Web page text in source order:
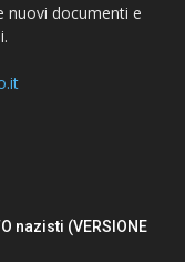
nuovi documenti e
nazisti (VERSIONE